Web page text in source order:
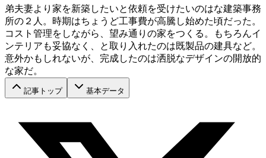
弟夫妻より家を新築したいと依頼を受けたいのはな建築事務
所の２人。時期はちょうど工事費が高騰し始めた頃だった。
コスト管理をしながら、望み通りの家をつくる。もちろんイ
ンテリアも妥協なく、と取り入れたのは既製品の建具など。
意外かもしれないが、完成したのは洒脱なデザインの開放的
な家だ。
記事トップ 基本データ